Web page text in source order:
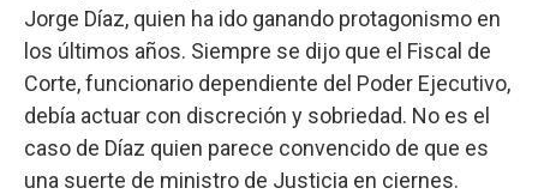
Jorge Díaz, quien ha ido ganando protagonismo en
los últimos años. Siempre se dijo que el Fiscal de
Corte, funcionario dependiente del Poder Ejecutivo,
debía actuar con discreción y sobriedad. No es el
caso de Díaz quien parece convencido de que es
una suerte de ministro de Justicia en ciernes.